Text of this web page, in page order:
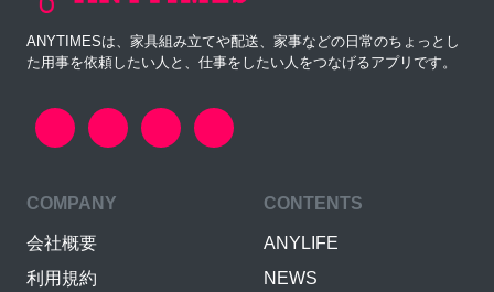
ANYTIMESは、家具組み立てや配送、家事などの日常のちょっとし
た用事を依頼したい人と、仕事をしたい人をつなげるアプリです。
COMPANY
会社概要
利用規約
CONTENTS
ANYLIFE
NEWS